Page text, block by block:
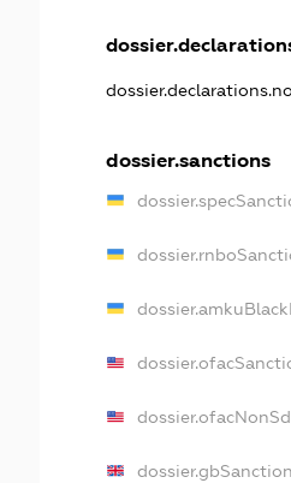
dossier.sanctions